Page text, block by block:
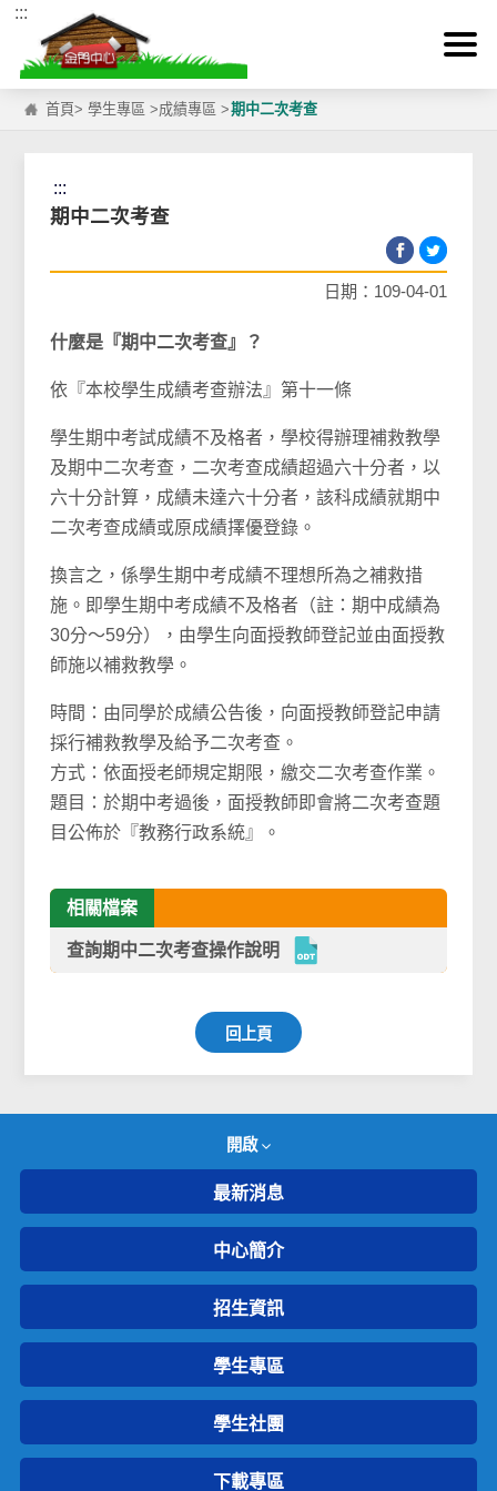
跳到主要內容區塊
:::
首頁>學生專區 >成績專區 >期中二次考查
:::
期中二次考查
日期：109-04-01
什麼是『期中二次考查』？
依『本校學生成績考查辦法』第十一條
學生期中考試成績不及格者 ，學校得辦理補救教學
及期中二次考查，二次考查成績超過六十分者，以
六十分計算，成績未達六十分者，該科成績就期中
二次考查成績或原成績擇優登錄。
換言之，係學生期中考成績不理想所為之補救措
施。即學生期中考成績不及格者（註：期中成績為
30分～59分），由學生向面授教師登記並由面授教
師施以補救教學。
時間 ：由同學於成績公告後，向面授教師登記申請
採行補救教學及給予二次考查。
方式 ：依面授老師規定期限，繳交二次考查作業。
題目 ：於期中考過後，面授教師即會將二次考查題
目公佈於『教務行政系統』。
相關檔案
查詢期中二次考查操作說明
回上頁
開啟
最新消息
中心簡介
招生資訊
學生專區
學生社團
下載專區